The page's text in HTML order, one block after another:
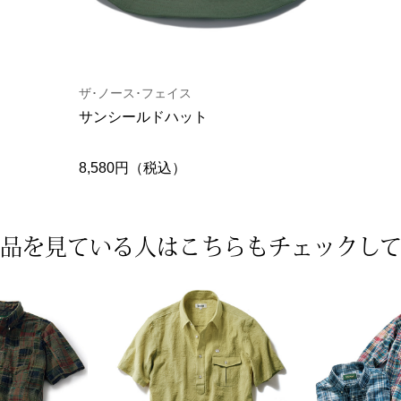
ザ･ノース･フェイス
サンシールドハット
8,580円（税込）
を見ている人は こちらもチェックし